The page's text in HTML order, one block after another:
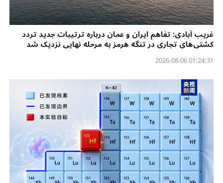
غریب آبادی: تفاهم ایران و عمان درباره ترتیبات جدید تردد
کشتی‌های تجاری در تنگه هرمز به مرحله نهایی نزدیک شد
01:24:31 2026-08-06